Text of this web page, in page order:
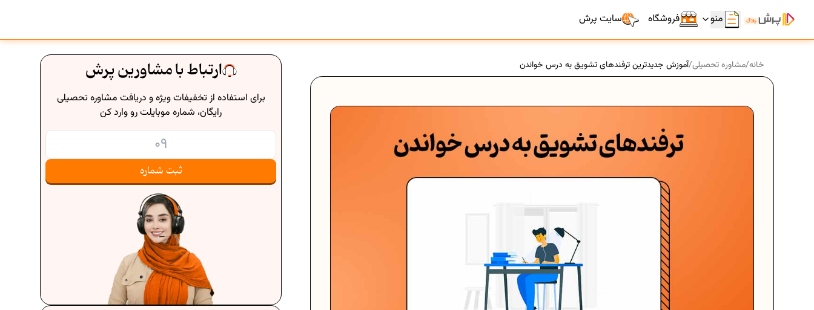
سایت پرش فروشگاه منو
ارتباط با مشاورین پرش
برای استفاده از تخفیفات ویژه و دریافت مشاوره تحصیلی
رایگان، شماره موبایلت رو وارد کن
ثبت شماره
خانه/مشاوره تحصیلی/آموزش جدیدترین ترفندهای تشویق به درس خواندن